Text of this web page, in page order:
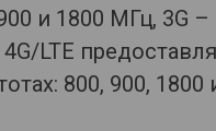
и 1800 МГц, 3G –
LTE
800, 900, 1800